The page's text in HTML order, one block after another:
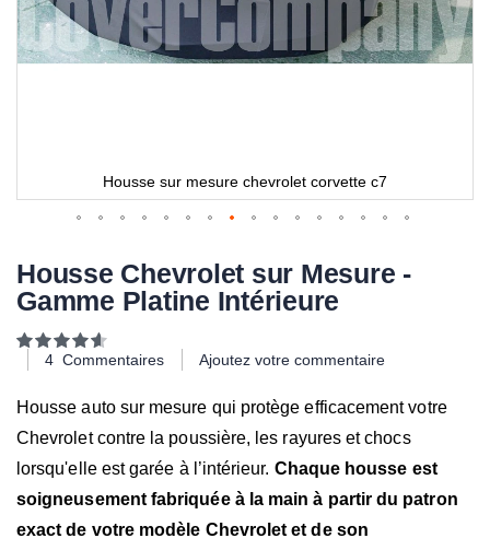
Housse sur mesure chevrolet corvette c7
Housse Chevrolet sur Mesure -
Gamme Platine Intérieure
Notation:
100
4 Commentaires Ajoutez votre commentaire
Housse auto sur mesure qui protège efficacement votre
Chevrolet contre la poussière, les rayures et chocs
lorsqu'elle est garée à l’intérieur. Chaque housse est
soigneusement fabriquée à la main à partir du patron
exact de votre modèle Chevrolet et de son